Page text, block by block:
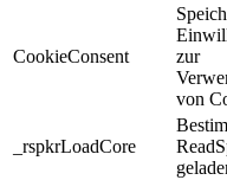
CookieConsent
zur
von
_rspkrLoadCore